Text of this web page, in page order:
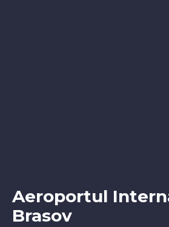
Aeroportul
Brasov